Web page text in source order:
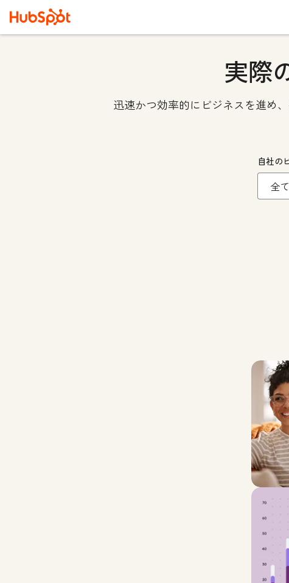
実際
迅速かつ効率的にビジネスを進め
自社の